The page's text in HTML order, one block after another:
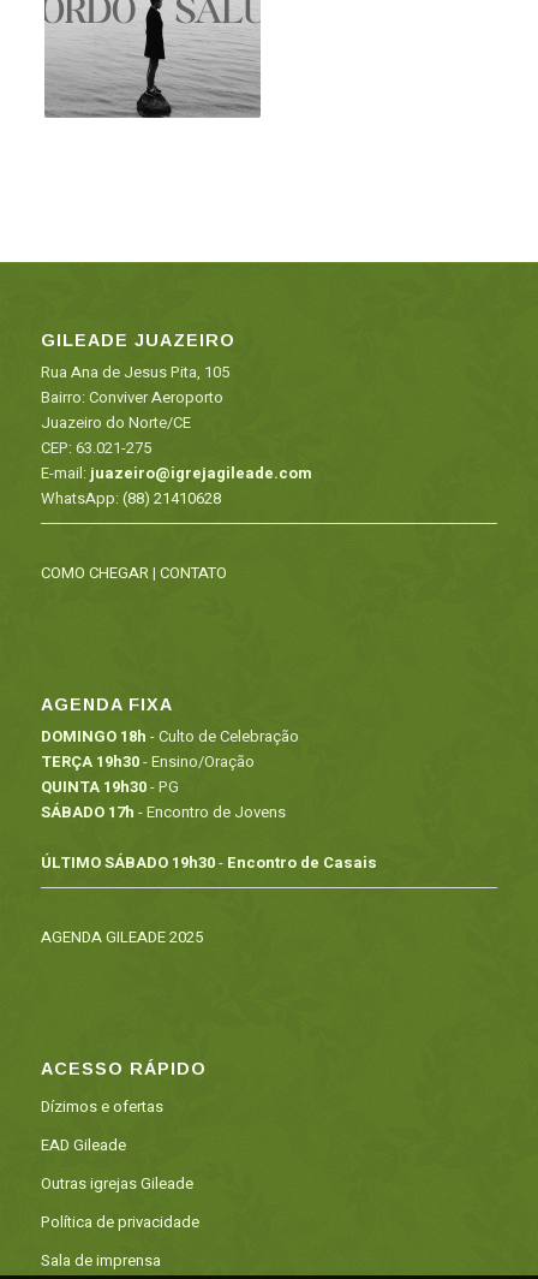
GILEADE JUAZEIRO
Rua Ana de Jesus Pita, 105
Bairro: Conviver Aeroporto
Juazeiro do Norte/CE
CEP: 63.021-275
E-mail: juazeiro@igrejagileade.com
WhatsApp:(88) 21410628
COMO CHEGAR| CONTATO
AGENDA FIXA
DOMINGO 18h - Culto de Celebração
TERÇA 19h30- Ensino/Oração
QUINTA 19h30- PG
SÁBADO 17h - Encontro de Jovens
ÚLTIMO SÁBADO 19h30- Encontro de Casais
AGENDA GILEADE 2025
ACESSO RÁPIDO
Dízimos e ofertas
EAD Gileade
Outras igrejas Gileade
Política de privacidade
Sala de imprensa